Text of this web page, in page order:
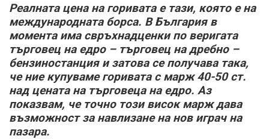
Реалната цена на горивата е тази, която е на
международната борса. В България в
момента има свръхнадценки по веригата
търговец на едро – търговец на дребно –
бензиностанция и затова се получава така,
че ние купуваме горивата с марж 40-50 ст.
над цената на търговеца на едро. Аз
показвам, че точно този висок марж дава
възможност за навлизане на нов играч на
пазара.